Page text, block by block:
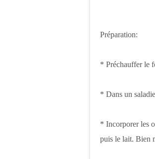
Préparation:
* Préchauffer le
* Dans un
* Incorporer les
puis le lait. Bien